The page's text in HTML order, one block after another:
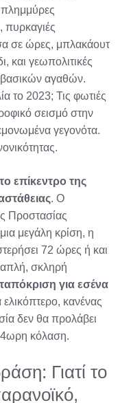
πυρκαγιές
σε ώρες, μπλακάουτ
και γεωπολιτικές
βασικών αγαθών.
το 2023; Τις φωτιές
σεισμό στην
γεγονότα.
επίκεντρο της
. Ο
Προστασίας
μεγάλη κρίση, η
72 ώρες ή και
απλή, σκληρή
για εσένα
κανένας
δεν θα προλάβει
κόλαση.
Γιατί το